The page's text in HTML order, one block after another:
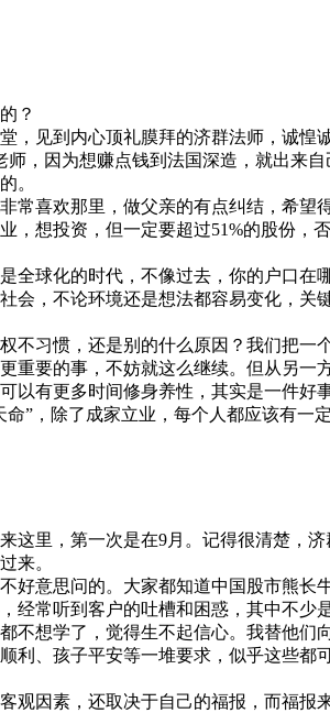
？
，见到内心顶礼膜拜的济群法师，诚惶
，因为想赚点钱到法国深造，就出来
。
喜欢那里，做父亲的有点纠结，希望
想投资，但一定要超过51%的股份，
全球化的时代，不像过去，你的户口在
，不论环境还是想法都容易变化，关
习惯，还是别的什么原因？我们把一
要的事，不妨就这么继续。但从另一
有更多时间修身养性，其实是一件好事
，除了成家立业，每个人都应该有一
里，第一次是在9月。记得很清楚，
来。
意思问的。大家都知道中国股市熊长
经常听到客户的吐槽和困惑，其中不少
想学了，觉得生不起信心。我替他们
利、孩子平安等一堆要求，似乎这些都
因素，还取决于自己的福报，而福报